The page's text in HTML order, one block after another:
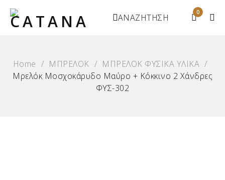
0
ΑΝΑΖΗΤΗΣΗ
Home / ΜΠΡΕΛΟΚ / ΜΠΡΕΛΟΚ ΦΥΣΙΚΑ ΥΛΙΚΑ /
Μρελόκ Μοσχοκάρυδο Μαύρο + Κόκκινο 2 Χάνδρες
ΦΥΣ-302